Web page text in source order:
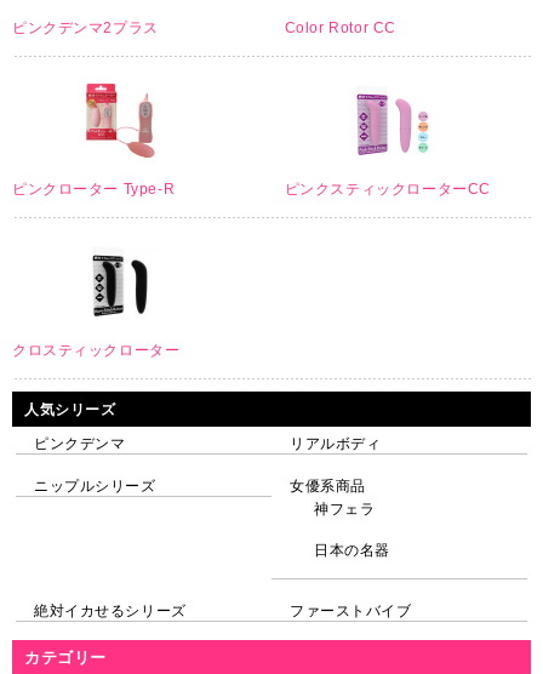
人気シリーズ
ピンクデンマ リアルボディ
ニップルシリーズ
女優系商品
神フェラ
日本の名器
絶対イカせるシリーズ ファーストバイブ
カテゴリー
ピンクデンマ2プラス Color Rotor CC
ピンクローター Type-R ピンクスティックローターCC
クロスティックローター